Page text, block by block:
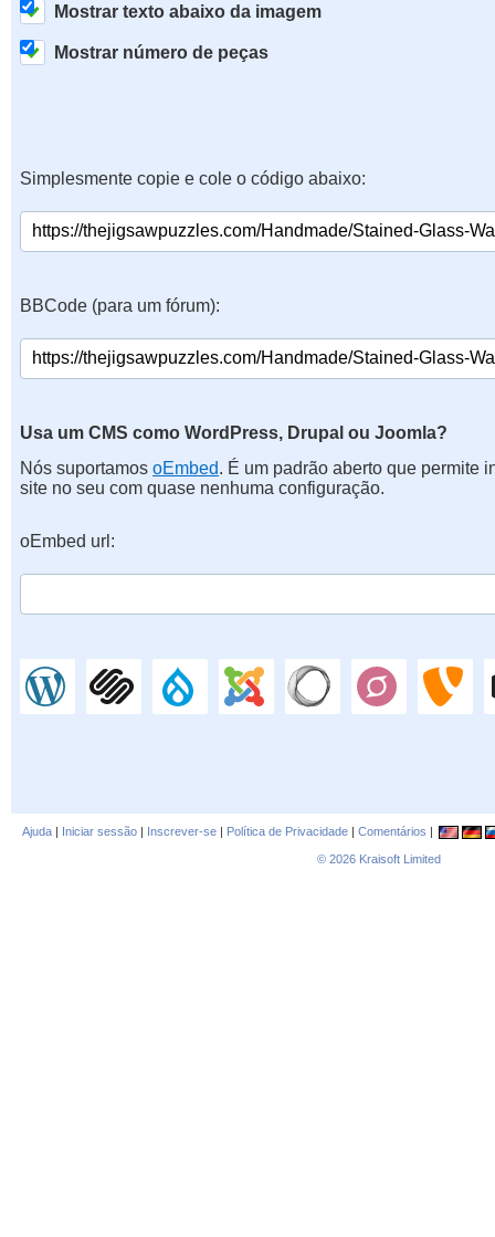
Mostrar texto abaixo da imagem
Mostrar número de peças
Simplesmente copie e cole o código abaixo:
BBCode (para um fórum):
Usa um CMS como WordPress, Drupal ou Joomla?
Nós suportamos oEmbed. É um padrão aberto que permite
site no seu com quase nenhuma configuração.
oEmbed url:
Ajuda | Iniciar sessão | Inscrever-se | Política de Privacidade | Comentários |
© 2026 Kraisoft Limited